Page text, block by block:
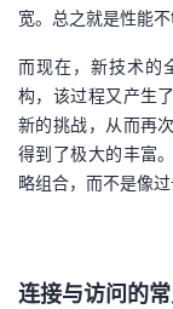
宽。总之就是性能不
而现在，新技术的
构，该过程又产生
新的挑战，从而再
得到了极大的丰富
略组合，而不是像
连接与访问的